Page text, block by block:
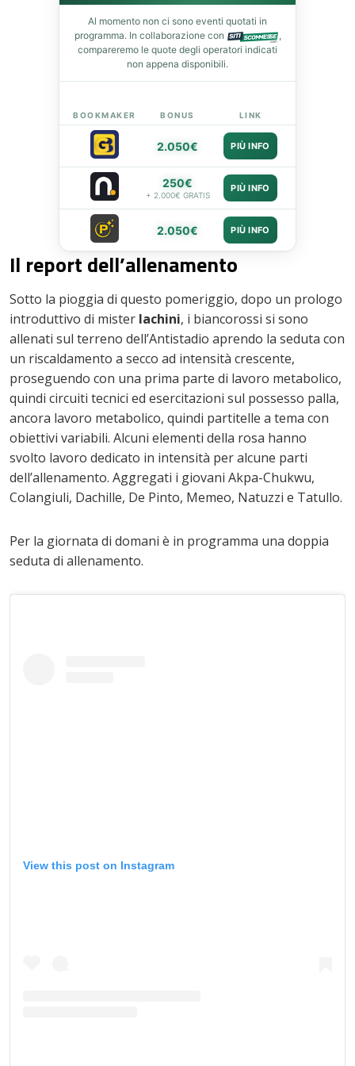
Al momento non ci sono eventi quotati in
programma. In collaborazione con
,
compareremo le quote degli operatori indicati
non appena disponibili.
BOOKMAKER BONUS LINK
2.050€ PIÙ INFO
250€
+ 2.000€ GRATIS
PIÙ INFO
2.050€ PIÙ INFO
Il report dell’allenamento
Sotto la pioggia di questo pomeriggio, dopo un prologo
introduttivo di mister Iachini, i biancorossi si sono
allenati sul terreno dell’Antistadio aprendo la seduta con
un riscaldamento a secco ad intensità crescente,
proseguendo con una prima parte di lavoro metabolico,
quindi circuiti tecnici ed esercitazioni sul possesso palla,
ancora lavoro metabolico, quindi partitelle a tema con
obiettivi variabili. Alcuni elementi della rosa hanno
svolto lavoro dedicato in intensità per alcune parti
dell’allenamento. Aggregati i giovani Akpa-Chukwu,
Colangiuli, Dachille, De Pinto, Memeo, Natuzzi e Tatullo.
Per la giornata di domani è in programma una doppia
seduta di allenamento.
View this post on Instagram